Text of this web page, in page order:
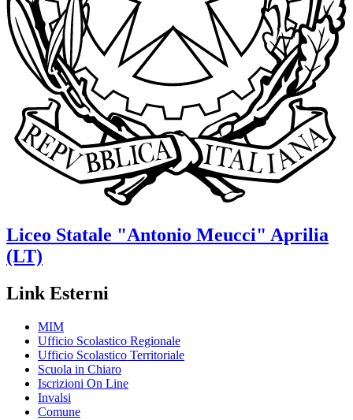
Liceo Statale "Antonio Meucci" Aprilia
(LT)
Link Esterni
MIM
Ufficio Scolastico Regionale
Ufficio Scolastico Territoriale
Scuola in Chiaro
Iscrizioni On Line
Invalsi
Comune